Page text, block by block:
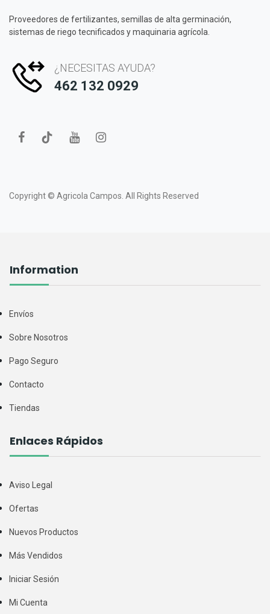
Proveedores de fertilizantes, semillas de alta germinación,
sistemas de riego tecnificados y maquinaria agrícola.
¿NECESITAS AYUDA?
462 132 0929
Copyright © Agricola Campos. All Rights Reserved
Information
Envíos
Sobre Nosotros
Pago Seguro
Contacto
Tiendas
Enlaces Rápidos
Aviso Legal
Ofertas
Nuevos Productos
Más Vendidos
Iniciar Sesión
Mi Cuenta